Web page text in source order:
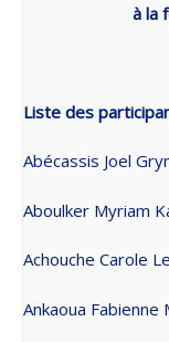
à la
Liste des
Abécassis Joel
Aboulker Myriam
Achouche Carole
Ankaoua Fabienne